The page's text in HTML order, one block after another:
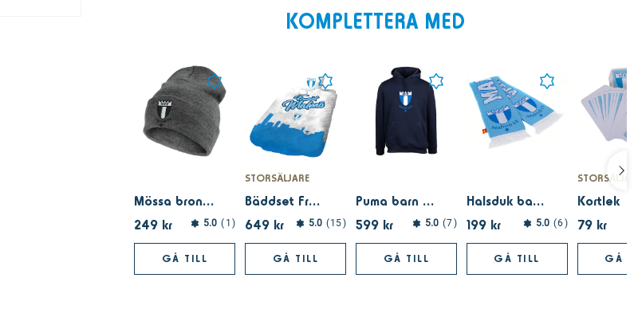
KOMPLETTERA MED
Mössa bronx grå vx
249 kr
5.0 1
GÅ TILL
STORSÄLJARE
Bäddset Framåt Malmö
649 kr
5.0 15
GÅ TILL
Puma barn hood marin stor logo
599 kr
5.0 7
GÅ TILL
Halsduk barn Malmö FF
199 kr
5.0 6
GÅ TILL
Kortlek
79 kr
GÅ